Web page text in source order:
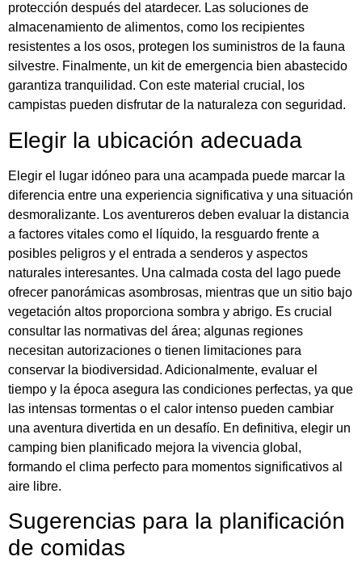
protección después del atardecer. Las soluciones de
almacenamiento de alimentos, como los recipientes
resistentes a los osos, protegen los suministros de la fauna
silvestre. Finalmente, un kit de emergencia bien abastecido
garantiza tranquilidad. Con este material crucial, los
campistas pueden disfrutar de la naturaleza con seguridad.
Elegir la ubicación adecuada
Elegir el lugar idóneo para una acampada puede marcar la
diferencia entre una experiencia significativa y una situación
desmoralizante. Los aventureros deben evaluar la distancia
a factores vitales como el líquido, la resguardo frente a
posibles peligros y el entrada a senderos y aspectos
naturales interesantes. Una calmada costa del lago puede
ofrecer panorámicas asombrosas, mientras que un sitio bajo
vegetación altos proporciona sombra y abrigo. Es crucial
consultar las normativas del área; algunas regiones
necesitan autorizaciones o tienen limitaciones para
conservar la biodiversidad. Adicionalmente, evaluar el
tiempo y la época asegura las condiciones perfectas, ya que
las intensas tormentas o el calor intenso pueden cambiar
una aventura divertida en un desafío. En definitiva, elegir un
camping bien planificado mejora la vivencia global,
formando el clima perfecto para momentos significativos al
aire libre.
Sugerencias para la planificación
de comidas